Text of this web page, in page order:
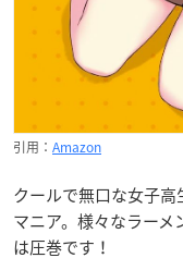
引用： Amazon
クールで無口な女子
マニア。様々なラー
は圧巻です！